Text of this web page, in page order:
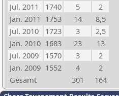
Jul. 2011
1740 5
2
Jan. 2011 1753 14
8,5
Jul. 2010
1723 3
2,5
Jan. 2010 1683 23
13
Jul. 2009
1570 3
2
Jan. 2009 1552 4
2
Gesamt
301 164